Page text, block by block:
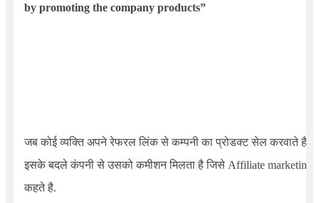
by promoting the company products”
जब कोई व्यक्ति अपने रेफरल लिंक से कम्पनी का प्रोडक्ट सेल करवाते है,
इसके बदले कंपनी से उसको कमीशन मिलता है जिसे Affiliate marketing
कहते है.